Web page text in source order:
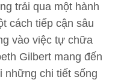
trải qua một hành
cách tiếp cận sâu
vào việc tự chữa
Gilbert mang đến
những chi tiết sống